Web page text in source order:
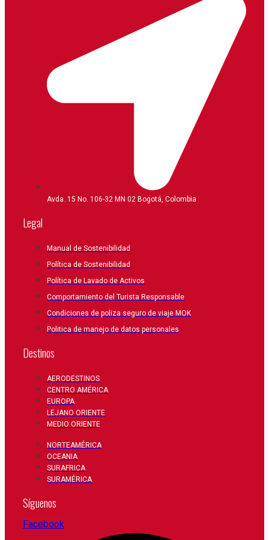
Avda. 15 No. 106-32 MN 02 Bogotá, Colombia
Legal
Manual de Sostenibilidad
Política de Sostenibilidad
Política de Lavado de Activos
Comportamiento del Turista Responsable
Condiciones de poliza seguro de viaje MOK
Politica de manejo de datos personales
Destinos
AERODESTINOS
CENTRO AMÉRICA
EUROPA
LEJANO ORIENTE
MEDIO ORIENTE
NORTEAMÉRICA
OCEANIA
SURAFRICA
SURAMÉRICA
Síguenos
Facebook